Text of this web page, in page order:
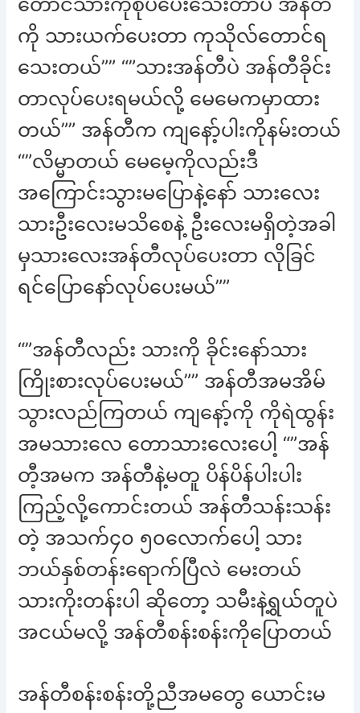
တောင်သားကိုစုပ်ပေးသေးတာပဲ အန်တီ
ကို သားယက်ပေးတာ ကုသိုလ်တောင်ရ
သေးတယ်”” “”သားအန်တီပဲ အန်တီခိုင်း
တာလုပ်ပေးရမယ်လို့ မေမေကမှာထား
တယ်”” အန်တီက ကျနော့်ပါးကိုနမ်းတယ်
“”လိမ္မာတယ် မေမေ့ကိုလည်းဒီ
အကြောင်းသွားမပြောနဲ့နော် သားလေး
သားဦးလေးမသိစေနဲ့ ဦးလေးမရှိတဲ့အခါ
မှသားလေးအန်တီလုပ်ပေးတာ လိုခြင်
ရင်ပြောနော်လုပ်ပေးမယ်””
“”အန်တီလည်း သားကို ခိုင်းနော်သား
ကြိုးစားလုပ်ပေးမယ်”” အန်တီအမအိမ်
သွားလည်ကြတယ် ကျနော့်ကို ကိုရဲထွန်း
အမသားလေ တောသားလေးပေါ့ “”အန်
တီ့အမက အန်တီနဲ့မတူ ပိန်ပိန်ပါးပါး
ကြည့်လို့ကောင်းတယ် အန်တီသန်းသန်း
တဲ့ အသက်၄၀ ၅၀လောက်ပေါ့ သား
ဘယ်နှစ်တန်းရောက်ပြီလဲ မေးတယ်
သားကိုးတန်းပါ ဆိုတော့ သမီးနဲ့ရွယ်တူပဲ
အငယ်မလို့ အန်တီစန်းစန်းကိုပြောတယ်
အန်တီစန်းစန်းတို့ညီအမတွေ ယောင်းမ